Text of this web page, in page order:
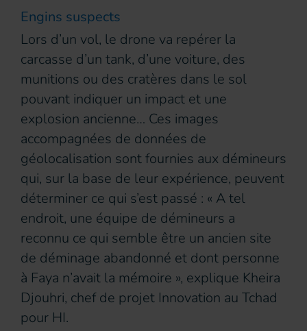
Engins suspects
Lors d’un vol, le drone va repérer la
carcasse d’un tank, d’une voiture, des
munitions ou des cratères dans le sol
pouvant indiquer un impact et une
explosion ancienne… Ces images
accompagnées de données de
géolocalisation sont fournies aux démineurs
qui, sur la base de leur expérience, peuvent
déterminer ce qui s’est passé : « A tel
endroit, une équipe de démineurs a
reconnu ce qui semble être un ancien site
de déminage abandonné et dont personne
à Faya n’avait la mémoire », explique Kheira
Djouhri, chef de projet Innovation au Tchad
pour HI.